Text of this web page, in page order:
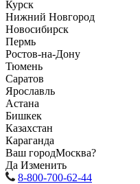
Курск
Нижний Новгород
Новосибирск
Пермь
Ростов-на-Дону
Тюмень
Саратов
Ярославль
Астана
Бишкек
Казахстан
Караганда
Ваш городМосква?
Да Изменить
8-800-700-62-44